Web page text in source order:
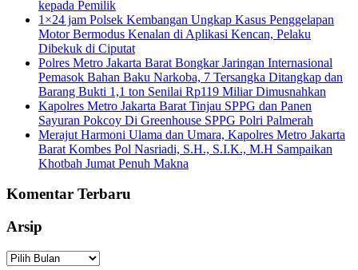
kepada Pemilik
1×24 jam Polsek Kembangan Ungkap Kasus Penggelapan
Motor Bermodus Kenalan di Aplikasi Kencan, Pelaku
Dibekuk di Ciputat
Polres Metro Jakarta Barat Bongkar Jaringan Internasional
Pemasok Bahan Baku Narkoba, 7 Tersangka Ditangkap dan
Barang Bukti 1,1 ton Senilai Rp119 Miliar Dimusnahkan
Kapolres Metro Jakarta Barat Tinjau SPPG dan Panen
Sayuran Pokcoy Di Greenhouse SPPG Polri Palmerah
Merajut Harmoni Ulama dan Umara, Kapolres Metro Jakarta
Barat Kombes Pol Nasriadi, S.H., S.I.K., M.H Sampaikan
Khotbah Jumat Penuh Makna
Komentar Terbaru
Arsip
Arsip